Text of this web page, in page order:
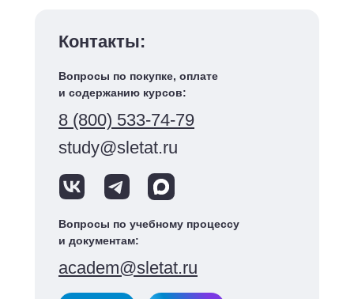
Контакты:
8 (800) 533-74-79
study@sletat.ru
Вопросы по покупке, оплате
и содержанию курсов:
Вопросы по учебному процессу
и документам:
academ@sletat.ru